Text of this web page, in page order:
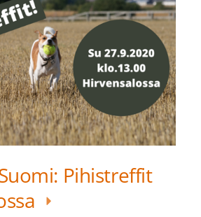
Pihistreffit